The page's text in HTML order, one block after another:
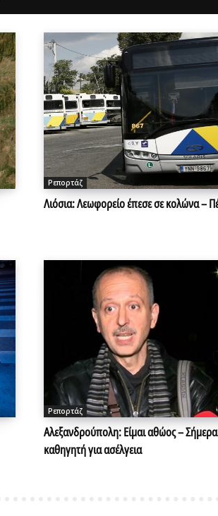
Ρεπορτάζ
Λιόσια: Λεωφορείο έπεσε σε κολώνα –
Ρεπορτάζ
Αλεξανδρούπολη: Είμαι αθώος –
καθηγητή για ασέλγεια